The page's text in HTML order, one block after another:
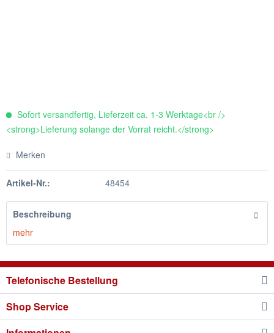
Sofort versandfertig, Lieferzeit ca. 1-3 Werktage<br />
<strong>Lieferung solange der Vorrat reicht.</strong>
Merken
Artikel-Nr.: 48454
Beschreibung
mehr
Telefonische Bestellung
Shop Service